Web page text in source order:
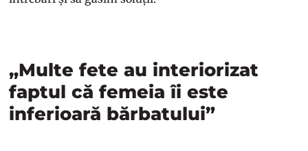
„Multe fete au interiorizat
faptul că femeia îi este
inferioară bărbatului”